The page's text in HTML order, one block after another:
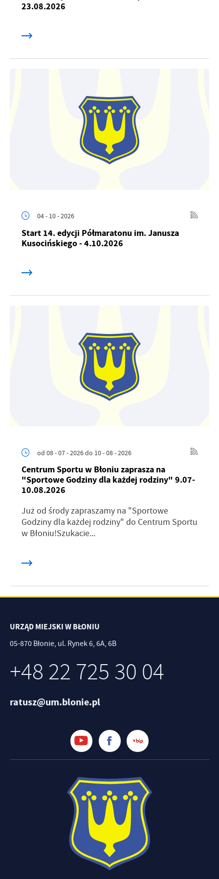
23.08.2026
04 - 10 - 2026
Start 14. edycji Półmaratonu im. Janusza
Kusocińskiego - 4.10.2026
od 08 - 07 - 2026do 10 - 08 - 2026
Centrum Sportu w Błoniu zaprasza na
"Sportowe Godziny dla każdej rodziny" 9.07-
10.08.2026
Już od środy zapraszamy na "Sportowe
Godziny dla każdej rodziny" do Centrum Sportu
w Błoniu!Szukacie...
URZĄD MIEJSKI W BŁONIU
05-870 Błonie, ul. Rynek 6, 6A, 6B
+48 22 725 30 04
ratusz@um.blonie.pl